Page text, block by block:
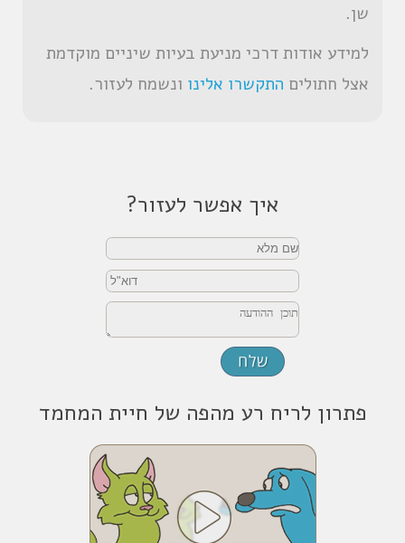
שן.
למידע אודות דרכי מניעת בעיות שיניים מוקדמת
אצל חתולים התקשרו אלינו ונשמח לעזור.
איך אפשר לעזור?
פתרון לריח רע מהפה של חיית המחמד